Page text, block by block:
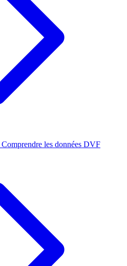
Comprendre les données DVF